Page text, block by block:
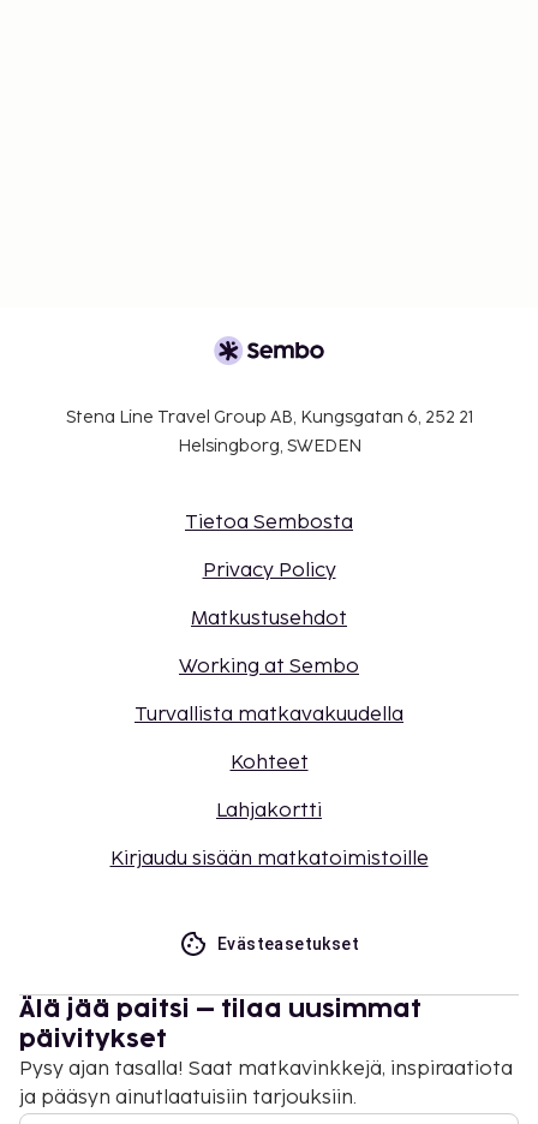
Stena Line Travel Group AB, Kungsgatan 6, 252 21
Helsingborg, SWEDEN
Tietoa Sembosta
Privacy Policy
Matkustusehdot
Working at Sembo
Turvallista matkavakuudella
Kohteet
Lahjakortti
Kirjaudu sisään matkatoimistoille
Evästeasetukset
Älä jää paitsi – tilaa uusimmat
päivitykset
Pysy ajan tasalla! Saat matkavinkkejä, inspiraatiota
ja pääsyn ainutlaatuisiin tarjouksiin.